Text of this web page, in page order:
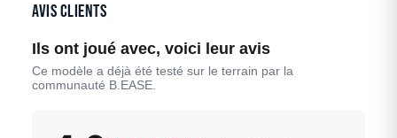
Avis clients
Ils ont joué avec, voici leur avis
Ce modèle a déjà été testé sur le terrain par la
communauté B.EASE.